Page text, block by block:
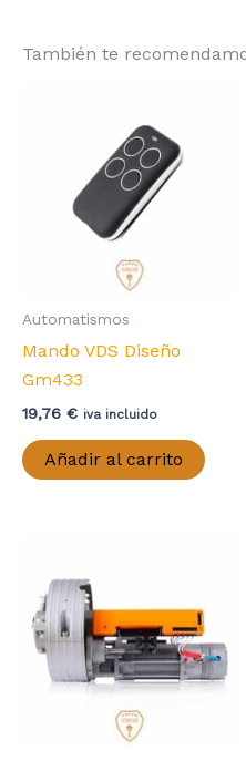
También te
Automatismos
Mando VDS Diseño
Gm433
19,76 € iva incluido
Añadir al carrito